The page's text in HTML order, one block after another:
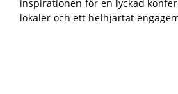
inspirationen för en lyckad
lokaler och ett helhjärtat